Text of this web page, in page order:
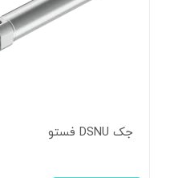
جک DSNU فستو